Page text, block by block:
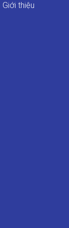
Giới thiệu